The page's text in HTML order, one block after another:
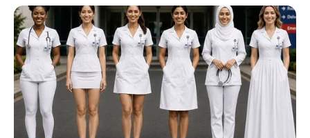
FAÇA O SEU COMENTÁRIO AQUI!
FALE CONOSCO
Nome
E-mail *